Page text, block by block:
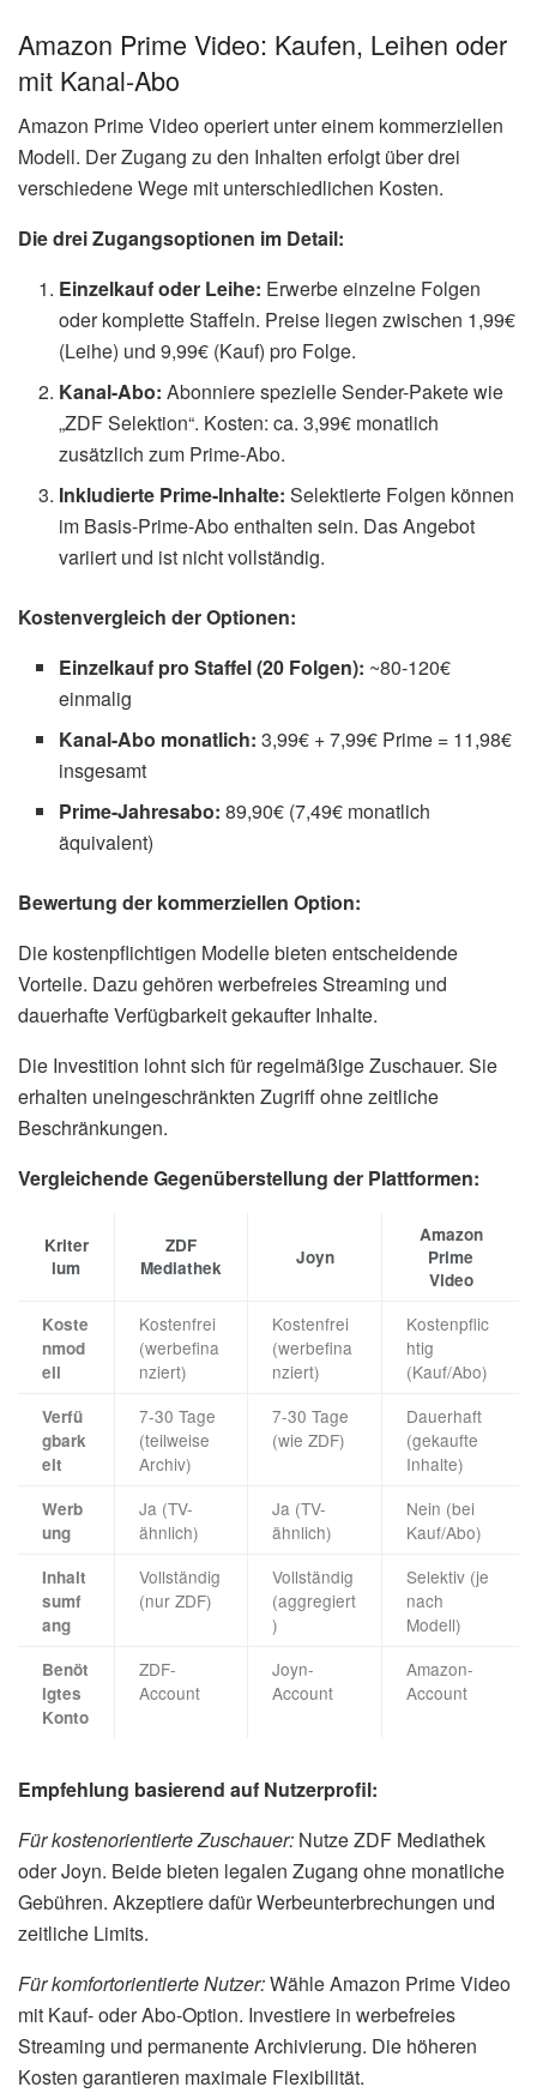
Amazon Prime Video: Kaufen, Leihen oder
mit Kanal-Abo
Amazon Prime Video operiert unter einem kommerziellen
Modell. Der Zugang zu den Inhalten erfolgt über drei
verschiedene Wege mit unterschiedlichen Kosten.
Die drei Zugangsoptionen im Detail:
Einzelkauf oder Leihe: Erwerbe einzelne Folgen
oder komplette Staffeln. Preise liegen zwischen 1,99€
(Leihe) und 9,99€ (Kauf) pro Folge.
Kanal-Abo: Abonniere spezielle Sender-Pakete wie
„ZDF Selektion“. Kosten: ca. 3,99€ monatlich
zusätzlich zum Prime-Abo.
Inkludierte Prime-Inhalte: Selektierte Folgen können
im Basis-Prime-Abo enthalten sein. Das Angebot
variiert und ist nicht vollständig.
Kostenvergleich der Optionen:
Einzelkauf pro Staffel (20 Folgen): ~80-120€
einmalig
Kanal-Abo monatlich: 3,99€ + 7,99€ Prime = 11,98€
insgesamt
Prime-Jahresabo: 89,90€ (7,49€ monatlich
äquivalent)
Bewertung der kommerziellen Option:
Die kostenpflichtigen Modelle bieten entscheidende
Vorteile. Dazu gehören werbefreies Streaming und
dauerhafte Verfügbarkeit gekaufter Inhalte.
Die Investition lohnt sich für regelmäßige Zuschauer. Sie
erhalten uneingeschränkten Zugriff ohne zeitliche
Beschränkungen.
Vergleichende Gegenüberstellung der Plattformen:
Kriter
ium
ZDF
Mediathek
Joyn
Amazon
Prime
Video
Koste
nmod
ell
Kostenfrei
(werbefina
nziert)
Kostenfrei
(werbefina
nziert)
Kostenpflic
htig
(Kauf/Abo)
Verfü
gbark
eit
7-30 Tage
(teilweise
Archiv)
7-30 Tage
(wie ZDF)
Dauerhaft
(gekaufte
Inhalte)
Werb
ung
Ja (TV-
ähnlich)
Ja (TV-
ähnlich)
Nein (bei
Kauf/Abo)
Inhalt
sumf
ang
Vollständig
(nur ZDF)
Vollständig
(aggregiert
)
Selektiv (je
nach
Modell)
Benöt
igtes
Konto
ZDF-
Account
Joyn-
Account
Amazon-
Account
Empfehlung basierend auf Nutzerprofil:
Für kostenorientierte Zuschauer: Nutze ZDF Mediathek
oder Joyn. Beide bieten legalen Zugang ohne monatliche
Gebühren. Akzeptiere dafür Werbeunterbrechungen und
zeitliche Limits.
Für komfortorientierte Nutzer:Wähle Amazon Prime Video
mit Kauf- oder Abo-Option. Investiere in werbefreies
Streaming und permanente Archivierung. Die höheren
Kosten garantieren maximale Flexibilität.